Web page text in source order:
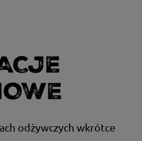
odżywczych wkrótce